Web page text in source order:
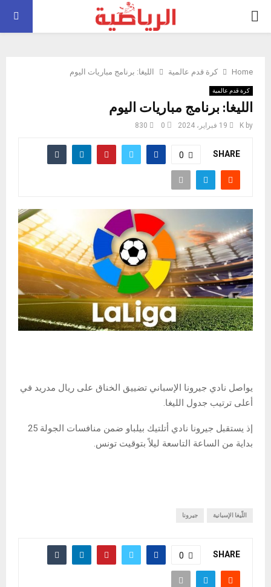
PRIMARY
Home كرة قدم عالمية الليغا: برنامج مباريات اليوم
كرة قدم عالمية
الليغا: برنامج مباريات اليوم
by
K 19 فبراير، 2024 0
830
SHARE
0
يواصل نادي جيرونا الإسباني تضييق الخناق على ريال مدريد في
أعلى ترتيب جدول الليغا.
إذ يستقبل جيرونا نادي أتلتيك بيلباو ضمن منافسات الجولة 25
بداية من الساعة التاسعة ليلاً بتوقيت تونس.
اللّيغا الإسبانية جيرونا
SHARE
0